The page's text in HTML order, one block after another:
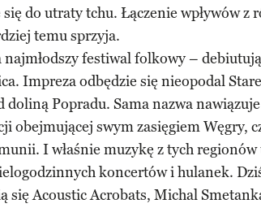
do utraty tchu. Łączenie wpływów z
temu sprzyja.
najmłodszy festiwal folkowy –
Impreza odbędzie się nieopodal
doliną Popradu. Sama nazwa
obejmującej swym zasięgiem Węgry,
I właśnie muzykę z tych regionów
koncertów i hulanek.
się Acoustic Acrobats, Michal